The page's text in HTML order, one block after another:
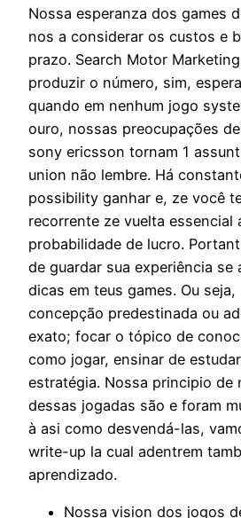
Nossa esperanza dos games
nos a considerar os custos e
prazo. Search Motor
produzir o número, sim,
quando em nenhum jogo
ouro, nossas preocupações
sony ericsson tornam 1
union não lembre. Há
possibility ganhar e, ze você
recorrente ze vuelta essencial
probabilidade de lucro.
de guardar sua experiência se
dicas em teus games. Ou seja,
concepção predestinada ou
exato; focar o tópico de
como jogar, ensinar de
estratégia. Nossa principio de
dessas jogadas são e foram
à asi como desvendá-las,
write-up la cual adentrem
aprendizado.
Nossa vision dos jogos